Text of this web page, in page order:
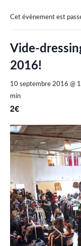
Cet évènement est
Vide-
2016!
10 septembre 2016 @
min
2€